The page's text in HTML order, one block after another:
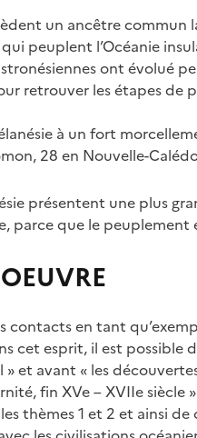
un ancêtre commun
peuplent l’Océanie
ont évolué
retrouver les étapes de
à un fort
28 en Nouvelle-
présentent une plus
parce que le peuplement
contacts en tant
cet esprit, il est possible
» et avant « les
fin XVe – XVIIe siècle
thèmes 1 et 2 et ainsi